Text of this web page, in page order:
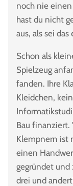
noch nie
hast du nicht
aus, als sei das
Schon als
Spielzeug
fanden. Ihre
Kleidchen,
Bau finanziert.
Klempnern ist
einen
gegründet
drei und